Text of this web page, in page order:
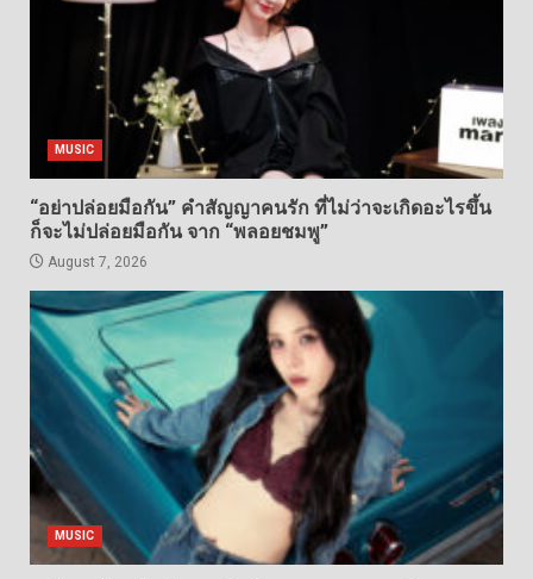
MUSIC
“อย่าปล่อยมือกัน” คำสัญญาคนรัก ที่ไม่ว่าจะเกิดอะไรขึ้น
ก็จะไม่ปล่อยมือกัน จาก “พลอยชมพู”
August 7, 2026
MUSIC